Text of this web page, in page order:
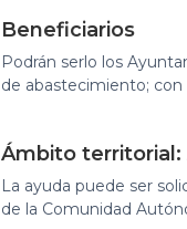
Beneficiarios
Podrán serlo los
de abastecimiento;
Ámbito territorial:
La ayuda puede ser
de la Comunidad